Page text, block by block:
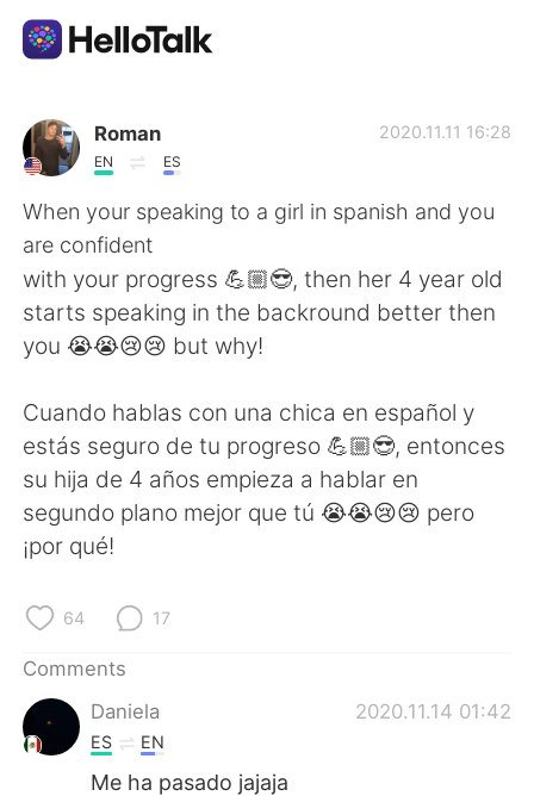
Language Exchange App
AI Grammar Checker
English
简体中文 繁體中文
Español العربية
Français Deutsch
日本語
Indonesia
Türkçe
Português
Roman
EN ES
2020.11.11 16:28
When your speaking to a girl in spanish and you
are confident
with your progress 💪🏼😎, then her 4 year old
starts speaking in the backround better then
you 😭😭😢😢 but why!
Cuando hablas con una chica en español y
estás seguro de tu progreso 💪🏼😎, entonces
su hija de 4 años empieza a hablar en
segundo plano mejor que tú 😭😭😢😢 pero
¡por qué!
64 17
Comments
Daniela
2020.11.14 01:42
ES EN
Me ha pasado jajaja